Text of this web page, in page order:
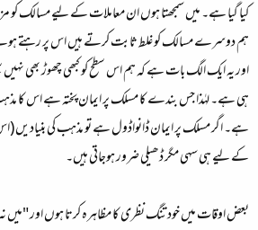
کیا گیا ہے۔ میں سمجھتا ہوں ان معاملات کے لیے مسالک کو
ہم دوسرے مسالک کو غلط ثابت کرتے ہیں اس پر رہتے
اور یہ ایک الگ بات ہے کہ ہم اس سطح کو کبھی چھوڑ بھی
ہی ہے۔ لہٰذا جس بندے کا مسلک پر ایمان پختہ ہے اس کا مذہب
ہے۔ اگر مسلک پر ایمان ڈانواڈول ہے تو مذہب کی
کے لیے ہی سہی مگر ڈھیلی ضرور ہوجاتی ہیں۔
بعض اوقات میں خود تنگ نظری کا مظاہرہ کرتا ہوں اور "میں